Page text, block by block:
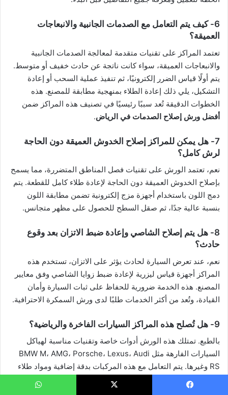
6- كيف يتم التعامل مع الصدمات الجانبية والانبعاجات
العميقة؟
تعتمد المراكز على تقنيات متقدمة لمعالجة الصدمات الجانبية
والانبعاجات العميقة، سواء كانت ناتجة عن حادث خفيف أو متوسط.
يتم أولًا قياس الضرر إلكترونيًا، ثم تنفيذ عملية السحب أو إعادة
التشكيل، يلي ذلك إعادة الطلاء بمنهجية مطابقة للمصنع. هذه
الخطوات الدقيقة تُعد سببًا رئيسيًا في تصنيف هذه المراكز ضمن
أفضل ورش إصلاح الصدمات في الرياض.
7- هل يمكن للمراكز إصلاح الخدوش العميقة دون الحاجة
لرش كامل؟
نعم، تعتمد الورش على تقنيات فصل المناطق المتضررة، مما يسمح
بإصلاح الخدوش العميقة دون الحاجة لإعادة طلاء كامل للقطعة. يتم
دمج اللون باستخدام أجهزة مزج إلكترونية تضمن مطابقة اللون
بنسبة عالية جدًا، ثم صقل السطح للحصول على مظهر متجانس.
8- هل يتم إصلاح الشاصي وإعادة ضبط الاتزان بعد وقوع
حادث؟
نعم، عند تعرض السيارة لحادث يؤثر على الاتزان، تستخدم هذه
المراكز أجهزة قياس ليزرية لإعادة ضبط زوايا الشاصي وفق معايير
المصنع. هذه الخدمة ضرورية للحفاظ على ثبات السيارة وأمان
القيادة، وتُعد من أكثر الخدمات طلبًا لدى ورش السمكرة الاحترافية.
9- هل تُصلح هذه المراكز السيارات الفاخرة والرياضية؟
بالطبع. تمتلك هذه الورش أدوات خاصة وتقنيات مناسبة لهياكل
السيارات الفارهة مثل BMW M، AMG، Porsche، Lexus، Audi
RS وغيرها. يتم التعامل مع هذه المركبات بدقة إضافية ومواد طلاء
عالية الجودة لضمان نتائج تضاهي الوكالات.